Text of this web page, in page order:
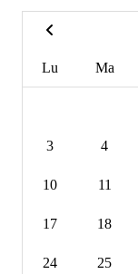
Lu Ma
3 4
10 11
17 18
24 25